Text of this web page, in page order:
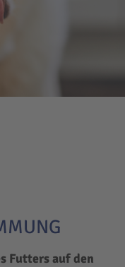
Futters auf den